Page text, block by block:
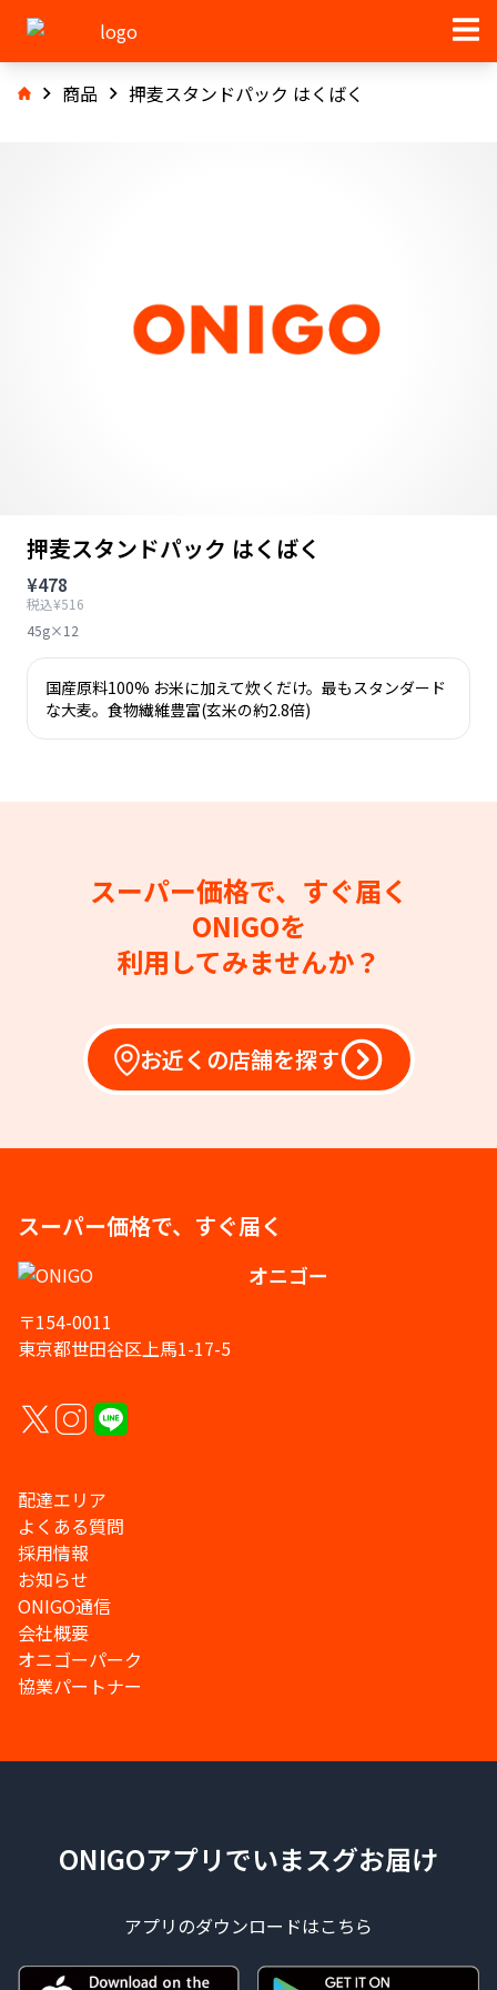
商品 押麦スタンドパック はくばく
押麦スタンドパック はくばく
¥478
税込¥516
45g×12
国産原料100% お米に加えて炊くだけ。最もスタンダード
な大麦。食物繊維豊富(玄米の約2.8倍)
スーパー価格で、すぐ届く
ONIGOを
利用してみませんか？
お近くの店舗を探す
スーパー価格で、すぐ届く
オニゴー
〒154-0011
東京都世田谷区上馬1-17-5
配達エリア
よくある質問
採用情報
お知らせ
ONIGO通信
会社概要
オニゴーパーク
協業パートナー
ONIGOアプリでいまスグお届け
アプリのダウンロードはこちら